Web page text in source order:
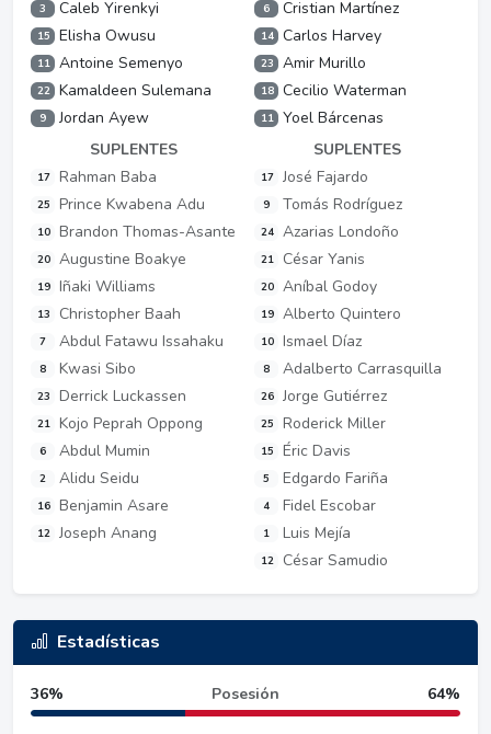
3 Caleb Yirenkyi
15 Elisha Owusu
11 Antoine Semenyo
22 Kamaldeen Sulemana
9
Jordan Ayew
SUPLENTES
17 Rahman Baba
25 Prince Kwabena Adu
10 Brandon Thomas-Asante
20 Augustine Boakye
19 Iñaki Williams
13 Christopher Baah
7 Abdul Fatawu Issahaku
8 Kwasi Sibo
23 Derrick Luckassen
21 Kojo Peprah Oppong
6 Abdul Mumin
2 Alidu Seidu
16 Benjamin Asare
12 Joseph Anang
6 Cristian Martínez
14 Carlos Harvey
23 Amir Murillo
18 Cecilio Waterman
11
Yoel Bárcenas
SUPLENTES
17 José Fajardo
9 Tomás Rodríguez
24 Azarias Londoño
21 César Yanis
20 Aníbal Godoy
19 Alberto Quintero
10 Ismael Díaz
8 Adalberto Carrasquilla
26 Jorge Gutiérrez
25 Roderick Miller
15 Éric Davis
5 Edgardo Fariña
4 Fidel Escobar
1 Luis Mejía
12 César Samudio
Estadísticas
36% Posesión 64%